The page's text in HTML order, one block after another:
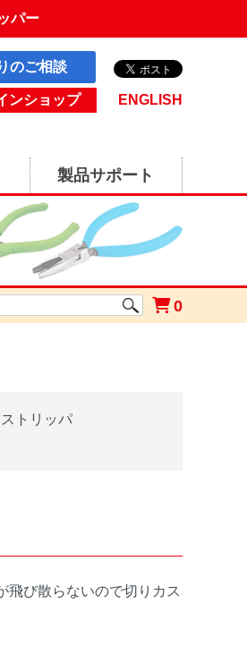
パー
のご相談
ンショップ ENGLISH
製品サポート
0
ストリッパ
飛び散らないので切りカス